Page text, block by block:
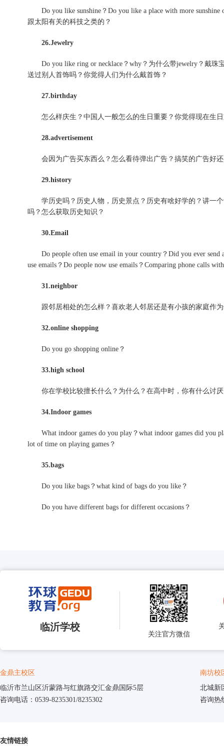
Do you like sunshine？Do you like a place with more
跟太阳有关的科技之类的？
26.Jewelry
Do you like ring or necklace？why？为什么带jewelry？戴
送过别人首饰吗？你觉得人们为什么戴首饰？
27.birthday
怎么样庆生？中国人一般怎么的生日重要？你觉得现在生
28.advertisement
会因为广告买东西么？怎么看待弹出广告？搞笑的广告好
29.history
学历史吗？历史人物，历史景点？历史有啥好学的？讲一
吗？怎么获取历史知识？
30.Email
Do people often use email in your country？Did you ever
use emails？Do people now use emails？Comparing phone calls
31.neighbor
跟邻居相处的怎么样？喜欢老人邻居还是有小孩的家庭作
32.online shopping
Do you go shopping online？
33.high school
你在学校比较擅长什么？为什么？在高中时，你有什么讨
34.Indoor games
What indoor games do you play？what indoor games did you
lot of time on playing games？
35.bags
Do you like bags？what kind of bags do you like？
Do you have different bags for different occasions？
临沂学校
关注官方微信
金鼎主校区
临沂市兰山区沂蒙路与红旗路交汇金鼎国际5层
咨询电话：0539-8235301/8235302
南坊校
北城新
咨询热
友情链接